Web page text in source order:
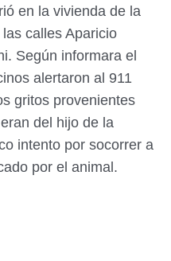
en la vivienda de la
calles Aparicio
Según informara el
alertaron al 911
gritos provenientes
del hijo de la
intento por socorrer a
por el animal.